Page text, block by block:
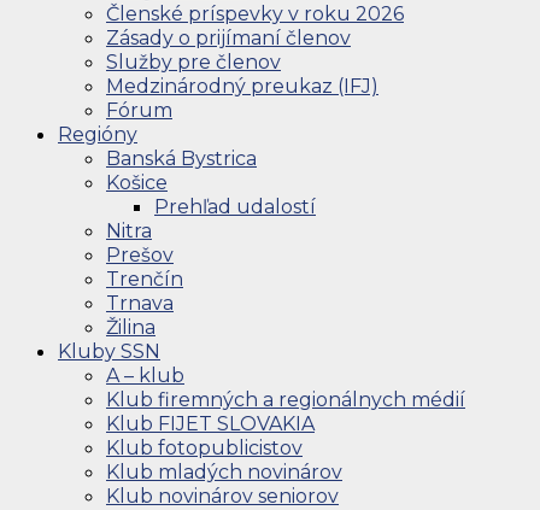
Členské príspevky v roku 2026
Zásady o prijímaní členov
Služby pre členov
Medzinárodný preukaz (IFJ)
Fórum
Regióny
Banská Bystrica
Košice
Prehľad udalostí
Nitra
Prešov
Trenčín
Trnava
Žilina
Kluby SSN
A – klub
Klub firemných a regionálnych médií
Klub FIJET SLOVAKIA
Klub fotopublicistov
Klub mladých novinárov
Klub novinárov seniorov